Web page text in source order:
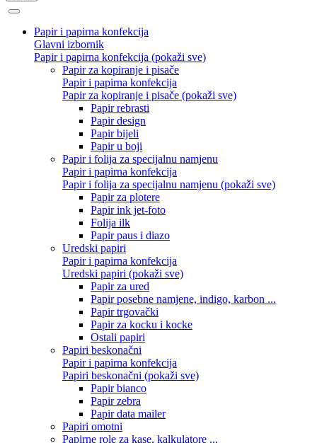
Papir i papirna konfekcija
Glavni izbornik
Papir i papirna konfekcija (pokaži sve)
Papir za kopiranje i pisače
Papir i papirna konfekcija
Papir za kopiranje i pisače (pokaži sve)
Papir rebrasti
Papir design
Papir bijeli
Papir u boji
Papir i folija za specijalnu namjenu
Papir i papirna konfekcija
Papir i folija za specijalnu namjenu (pokaži sve)
Papir za plotere
Papir ink jet-foto
Folija ilk
Papir paus i diazo
Uredski papiri
Papir i papirna konfekcija
Uredski papiri (pokaži sve)
Papir za ured
Papir posebne namjene, indigo, karbon ...
Papir trgovački
Papir za kocku i kocke
Ostali papiri
Papiri beskonačni
Papir i papirna konfekcija
Papiri beskonačni (pokaži sve)
Papir bianco
Papir zebra
Papir data mailer
Papiri omotni
Papirne role za kase, kalkulatore ...